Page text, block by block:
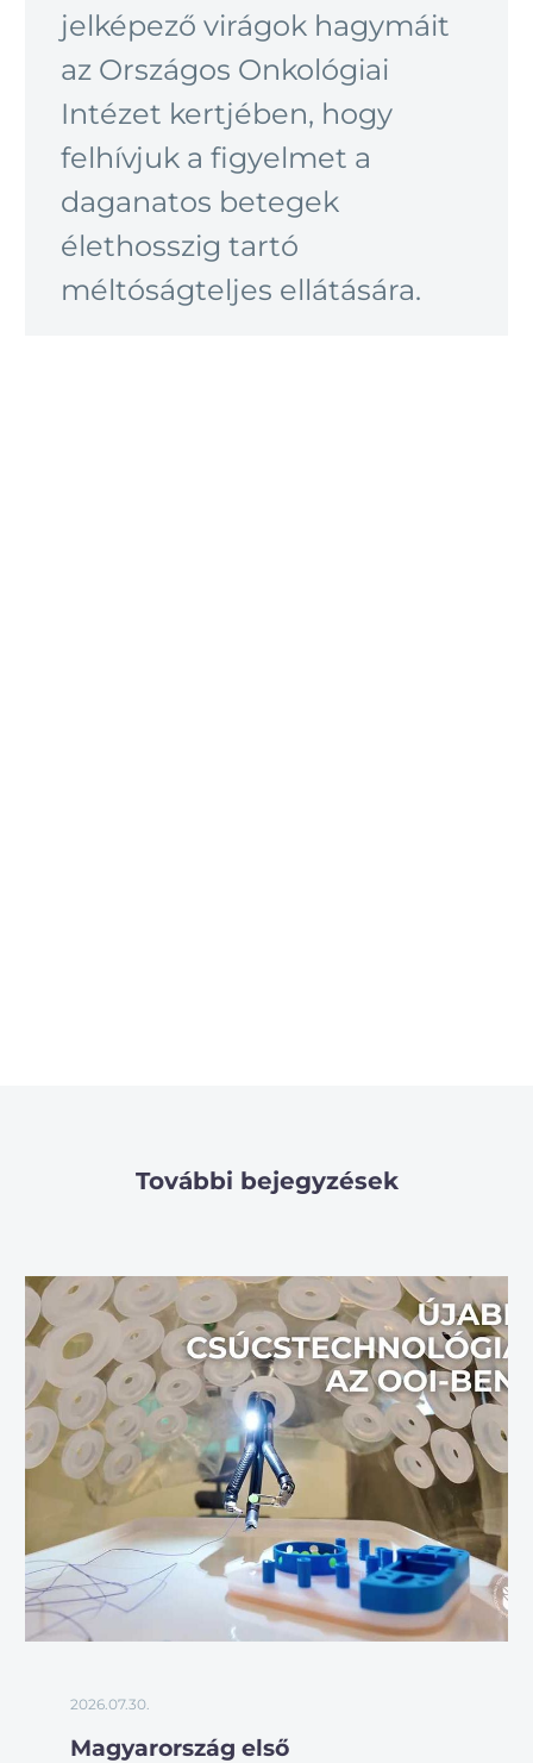
jelképező virágok hagymáit
az Országos Onkológiai
Intézet kertjében, hogy
felhívjuk a figyelmet a
daganatos betegek
élethosszig tartó
méltóságteljes ellátására.
További bejegyzések
2026.07.30.
Magyarország első